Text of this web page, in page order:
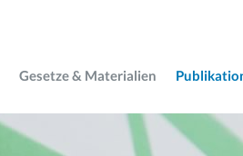
Gesetze & Materialien